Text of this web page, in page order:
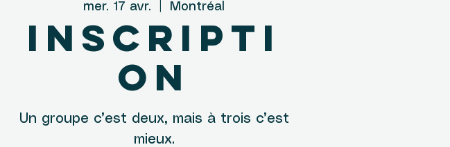
mer. 17 avr. Montréal
Inscripti
on
Un groupe c’est deux, mais à trois c’est
mieux.